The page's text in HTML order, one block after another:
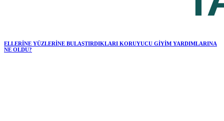
ELLERİNE YÜZLERİNE BULAŞTIRDIKLARI KORUYUCU GİYİM YARDIMLARINA
NE OLDU?